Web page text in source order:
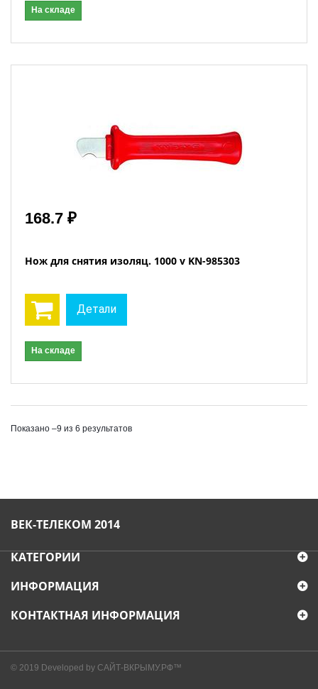
На складе
168.7 ₽
Нож для снятия изоляц. 1000 v KN-985303
Детали
На складе
Показано –9 из 6 результатов
ВЕК-ТЕЛЕКОМ 2014
КАТЕГОРИИ
© 2019 Developed by САЙТ-ВКРЫМУ.РФ™
ИНФОРМАЦИЯ
КОНТАКТНАЯ ИНФОРМАЦИЯ